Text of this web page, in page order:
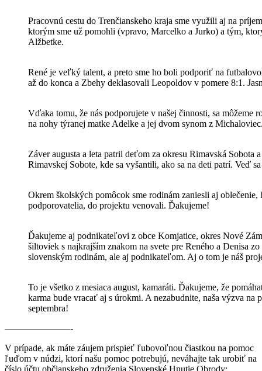
Pracovnú cestu do Trenčianskeho kraja sme využili aj na
ktorým sme už pomohli (vpravo, Marcelko a Jurko) a tým,
Alžbetke.
René je veľký talent, a preto sme ho boli podporiť na
až do konca a Zbehy deklasovali Leopoldov v pomere 8:1.
Vďaka tomu, že nás podporujete v našej činnosti, sa môžeme
na nohy týranej matke Adelke a jej dvom synom z
Záver augusta a leta patril deťom za okresu Rimavská
Rimavskej Sobote, kde sa vyšantili, ako sa na deti patrí. Veď
Okrem školských pomôcok sme rodinám zaniesli aj
podporovatelia, do projektu venovali. Ďakujeme!
Ďakujeme aj podnikateľovi z obce Komjatice, okres Nové
šiltoviek s najkrajším znakom na svete pre Reného a Denisa
slovenským rodinám, ale aj podnikateľom. Aj o tom je náš
To je všetko z mesiaca august, kamaráti. Ďakujeme, že
karma bude vracať aj s úrokmi. A nezabudnite, naša výzva
septembra!
———————-
V prípade, ak máte záujem prispieť ľubovoľnou čiastkou na pomoc
ľuďom v núdzi, ktorí našu pomoc potrebujú, neváhajte tak urobiť na
číslo účtu občianskeho združenia Slovenské Hnutie Obrody: